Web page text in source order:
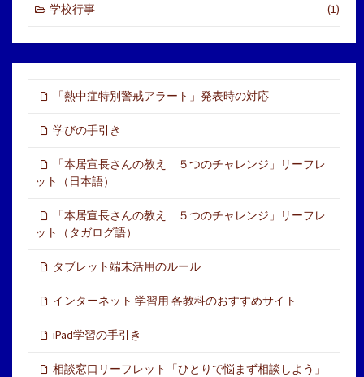
学校行事 (1)
「熱中症特別警戒アラート」発表時の対応
学びの手引き
「本居宣長さんの教え ５つのチャレンジ」リーフレ
ット（日本語）
「本居宣長さんの教え ５つのチャレンジ」リーフレ
ット（タガログ語）
タブレット端末活用のルール
インターネット 学習用 各教科のおすすめサイト
iPad学習の手引き
相談窓口リーフレット「ひとりで悩まず相談しよう」